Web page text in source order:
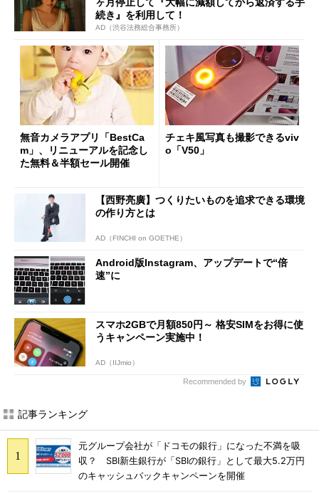
続き』を利用して！
AD（渋谷法務総合事務所）
無音カメラアプリ「BestCa
m」、リニューアルを記念し
た無料＆半額セール開催
チェキ風写真も撮影できるviv
o「V50」
【西野亮廣】つくりたいものを追求できる環境
の作り方とは
AD（FINCHI on GOETHE）
Android版Instagram、アップデートで“倍
速”に
スマホ2GBで月額850円～ 格安SIMをお得に使
うキャンペーン実施中！
AD（IIJmio）
Recommended by
記事ランキング
元グループ会社が「ドコモの銀行」になった不満を吸
収？ SBI新生銀行が「SBIの銀行」として最大5.2万円
のキャッシュバックキャンペーンを開催